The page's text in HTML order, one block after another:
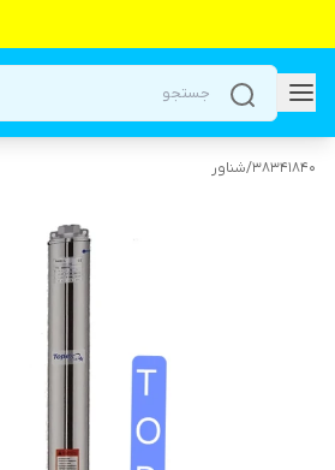
38341840
/شناور